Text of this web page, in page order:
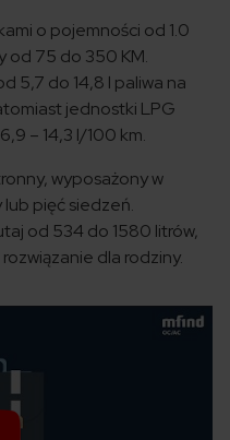
o pojemności od 1.0
od 75 do 350 KM.
5,7 do 14,8 l paliwa na
jednostki LPG
– 14,3 l/100 km.
wyposażony w
pięć siedzeń.
od 534 do 1580 litrów,
dla rodziny.